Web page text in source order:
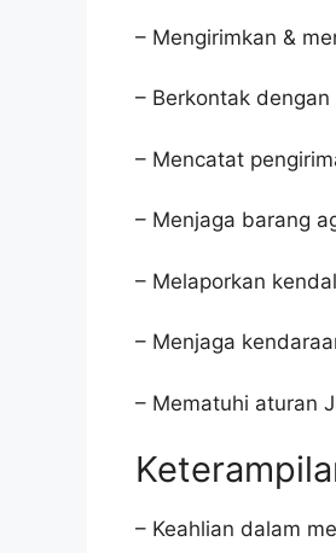
– Mengirimkan &
– Berkontak dengan
– Mencatat
– Menjaga barang
– Melaporkan
– Menjaga
– Mematuhi aturan
– Keahlian dalam